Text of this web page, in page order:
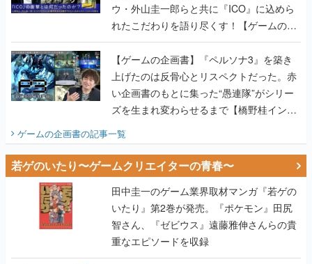
ウ・外山圭一郎らと共に『ICO』に込めら
れたこだわりを語り尽くす！【ゲームの企
画書】
【ゲームの企画書】『ペルソナ3』を築き
上げたのは反骨心とリスペクトだった。赤
い企画書のもとに集った“愚連隊”がシリー
ズを生まれ変わらせるまで【橋野桂インタ
ビュー】
ゲームの企画書の記事一覧
若ゲのいたり〜ゲームクリエイターの青春〜
田中圭一のゲーム業界取材マンガ『若ゲの
いたり』第2巻が発売。『ポケモン』田尻
智さん、『ゼビウス』遠藤雅伸さんらの貴
重なエピソードを収録